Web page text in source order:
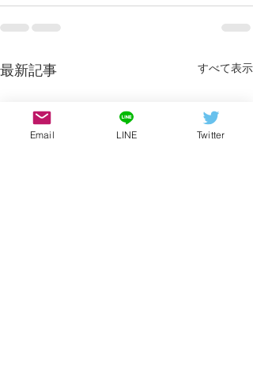
最新記事 すべて表示
Email LINE Twitter